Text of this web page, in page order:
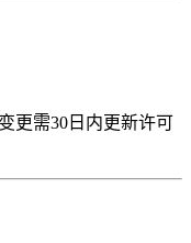
更需30日内更新许可